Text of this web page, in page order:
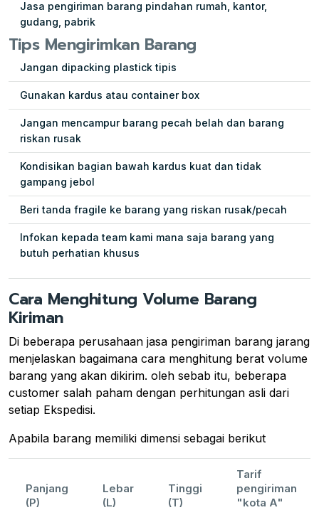
Jasa pengiriman barang pindahan rumah, kantor,
gudang, pabrik
Tips Mengirimkan Barang
Jangan dipacking plastick tipis
Gunakan kardus atau container box
Jangan mencampur barang pecah belah dan barang
riskan rusak
Kondisikan bagian bawah kardus kuat dan tidak
gampang jebol
Beri tanda fragile ke barang yang riskan rusak/pecah
Infokan kepada team kami mana saja barang yang
butuh perhatian khusus
Cara Menghitung Volume Barang
Kiriman
Di beberapa perusahaan jasa pengiriman barang jarang
menjelaskan bagaimana cara menghitung berat volume
barang yang akan dikirim. oleh sebab itu, beberapa
customer salah paham dengan perhitungan asli dari
setiap Ekspedisi.
Apabila barang memiliki dimensi sebagai berikut
Panjang
(P)
Lebar
(L)
Tinggi
(T)
Tarif
pengiriman
"kota A"